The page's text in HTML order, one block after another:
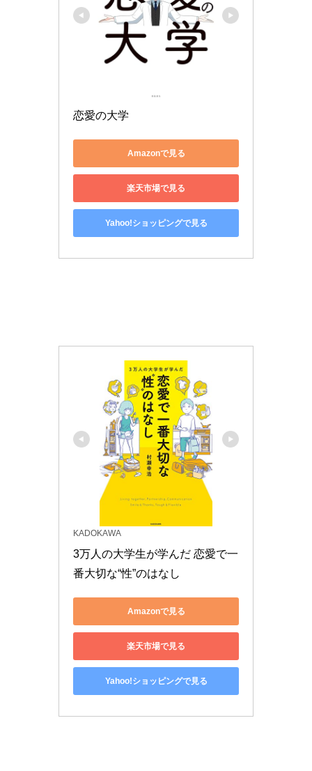
恋愛の大学
Amazonで見る
楽天市場で見る
Yahoo!ショッピングで見る
KADOKAWA
3万人の大学生が学んだ 恋愛で一
番大切な“性”のはなし
Amazonで見る
楽天市場で見る
Yahoo!ショッピングで見る